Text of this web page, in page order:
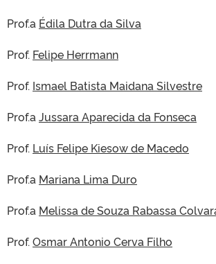
Prof.a Édila Dutra da Silva
Prof. Felipe Herrmann
Prof. Ismael Batista Maidana Silvestre
Prof.a Jussara Aparecida da Fonseca
Prof. Luís Felipe Kiesow de Macedo
Prof.a Mariana Lima Duro
Prof.a Melissa de Souza Rabassa
Prof. Osmar Antonio Cerva Filho